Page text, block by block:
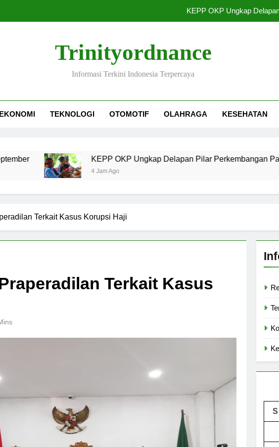
KEPP OKP Ungkap
PLN Estimasi Kebutuhan Gas Pembangkit
Utang Kopdes Merah Putih Rp240 Triliun Dibiayai
Trinityordnance
Informasi Terkini Indonesia Terpercaya
EKONOMI TEKNOLOGI OTOMOTIF OLAHRAGA KESEHATAN
KEPP OKP Ungkap Delapan Pilar Perkembangan Papua
4 Jam Ago
Terkait Kasus Korupsi Haji
Terkait Kasus
S